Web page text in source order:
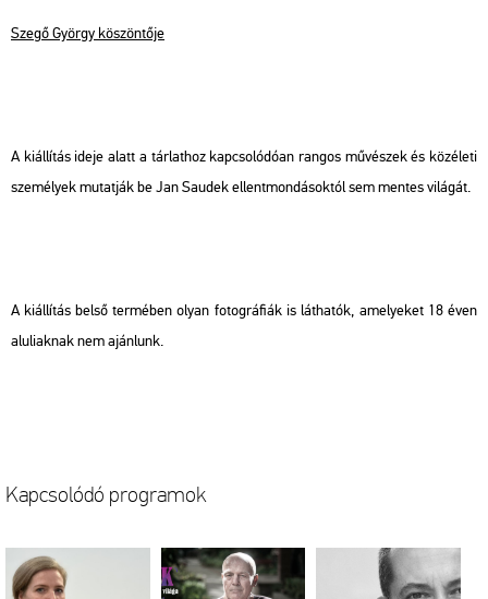
Szegő György kö­szön­tő­je
A ki­ál­lí­tás ideje alatt a tár­lat­hoz kap­cso­ló­dó­an ran­gos mű­vé­szek és köz­éle­ti
sze­mé­lyek mu­tat­ják be Jan Sa­udek el­lent­mon­dá­sok­tól sem men­tes vi­lá­gát.
A ki­ál­lí­tás belső ter­mé­ben olyan fo­tog­rá­fi­ák is lát­ha­tók, ame­lye­ket 18 éven
alu­li­ak­nak nem aján­lunk.
Kap­cso­ló­dó prog­ra­mok